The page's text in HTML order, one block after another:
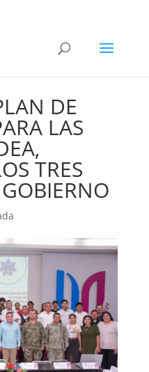
DE
LAS
TRES